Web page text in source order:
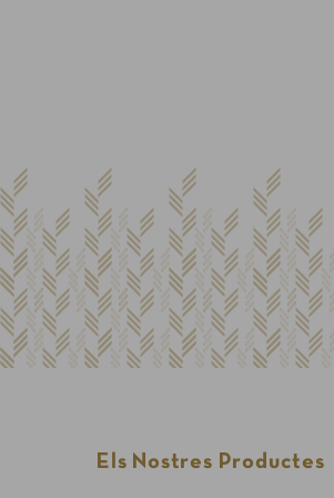
Els Nostres Productes
Ja tinc compte
Adreça electrònica
Contrasenya